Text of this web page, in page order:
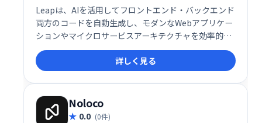
Leapは、AIを活用してフロントエンド・バックエンド
両方のコードを自動生成し、モダンなWebアプリケー
ションやマイクロサービスアーキテクチャを効率的に
構築・デプロイできる開発プラットフォームです。
詳しく見る
Noloco
0.0 (0件)